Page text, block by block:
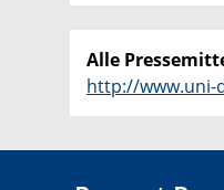
Alle
http://www.uni-